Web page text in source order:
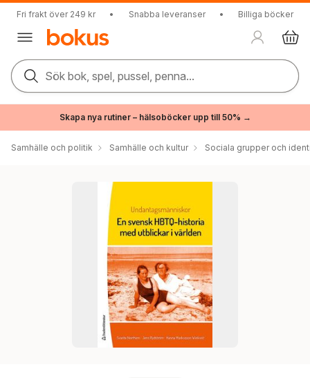
Fri frakt över 249 kr • Snabba leveranser • Billiga böcker
Sök bok, spel, pussel, penna...
Skapa nya rutiner – hälsoböcker upp till 50% →
Samhälle och politik Samhälle och kultur Sociala grupper och